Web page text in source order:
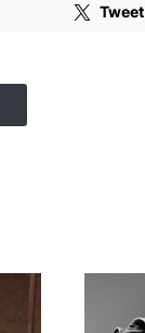
Tweet